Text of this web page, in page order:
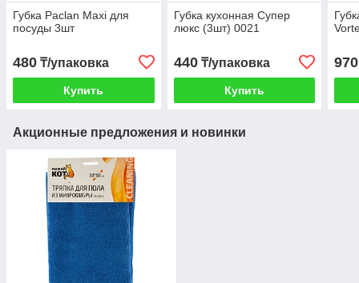
Губка Paclan Maxi для
посуды 3шт
480 ₸/упаковка
Купить
Губка кухонная Супер
люкс (3шт) 0021
440₸/упаковка
Купить
970
Акционные предложения и новинки